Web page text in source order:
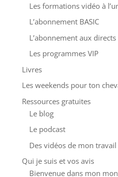
Les formations vidéo à
L’abonnement BASIC
L’abonnement aux directs
Les programmes VIP
Livres
Les weekends pour ton
Ressources gratuites
Le blog
Le podcast
Des vidéos de mon travail
Qui je suis et vos avis
Bienvenue dans mon